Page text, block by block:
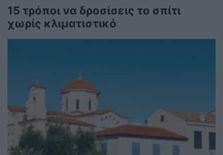
15 τρόποι να δροσίσεις το σπίτι
χωρίς κλιματιστικό